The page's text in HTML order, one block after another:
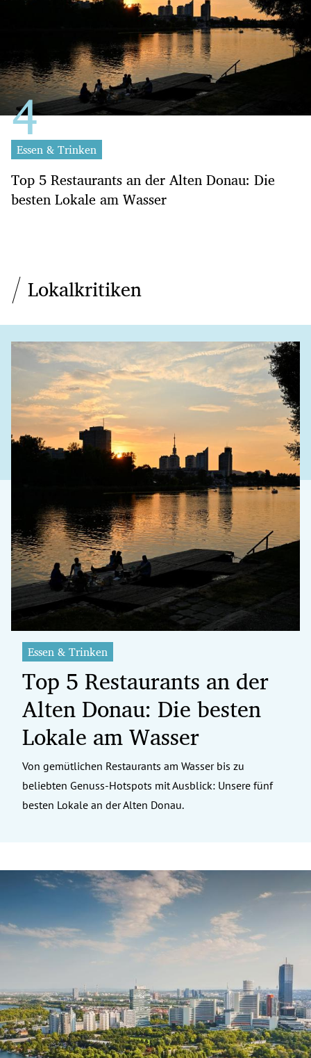
Essen & Trinken
Top 5 Restaurants an der Alten Donau: Die
besten Lokale am Wasser
Lokalkritiken
Essen & Trinken
Top 5 Restaurants an der
Alten Donau: Die besten
Lokale am Wasser
Von gemütlichen Restaurants am Wasser bis zu
beliebten Genuss-Hotspots mit Ausblick: Unsere fünf
besten Lokale an der Alten Donau.